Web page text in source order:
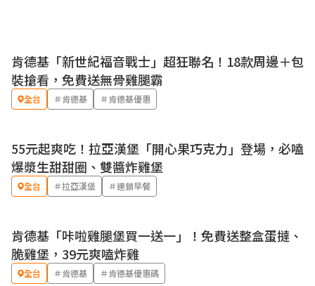
優惠
肯德基「新世紀福音戰士」超狂聯名！18款周邊＋包
裝搶看，免費送無骨雞腿霸
全台 ＃肯德基 ＃肯德基優惠
優惠
55元起爽吃！拉亞漢堡「開心果巧克力」登場，必嗑
爆漿生甜甜圈、雙醬炸雞堡
全台 ＃拉亞漢堡 ＃連鎖早餐
優惠
肯德基「咔啦雞腿堡買一送一」！免費送整盒蛋撻、
脆雞堡，39元爽嗑炸雞
全台 ＃肯德基 ＃肯德基優惠碼